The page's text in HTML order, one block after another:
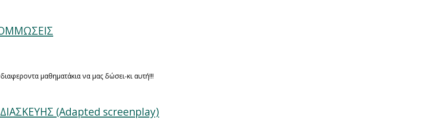
μαθηματάκια να μας δώσει-κι αυτή!!!
(Adapted screenplay)